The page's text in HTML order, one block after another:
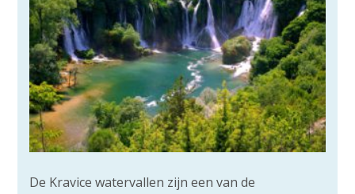
De Kravice watervallen zijn een van de